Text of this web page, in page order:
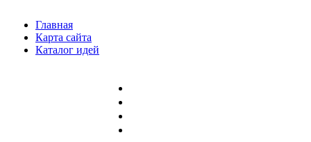
Главная
Карта сайта
Каталог идей